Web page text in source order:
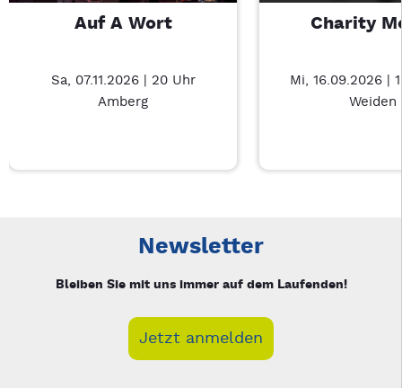
Auf A Wort
Sa, 07.11.2026 | 20 Uhr
Amberg
Charity
Mi, 16.09.2026 |
Weiden
Newsletter
Bleiben Sie mit uns immer auf dem Laufenden!
Jetzt anmelden